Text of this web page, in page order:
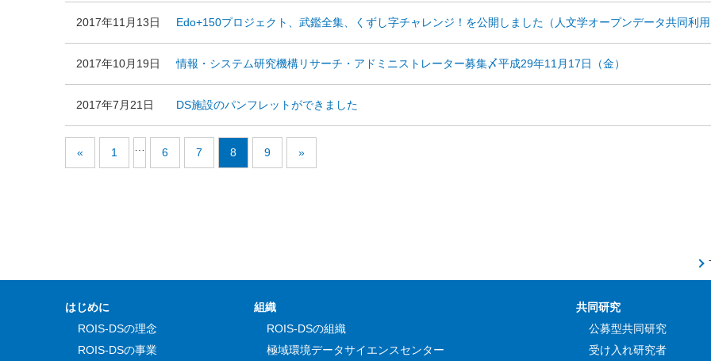
2017年11月13日 Edo+150プロジェクト、武鑑全集、くずし字チャレンジ！を公開しました（人文学オープンデータ共同利
2017年10月19日 情報・システム研究機構リサーチ・アドミニストレーター募集〆平成29年11月17日（金）
2017年7月21日 DS施設のパンフレットができました
« 1 6 7 8 9 »
はじめに
ROIS-DSの理念
ROIS-DSの事業
組織
ROIS-DSの組織
極域環境データサイエンスセンター
共同研究
公募型共同研究
受け入れ研究者